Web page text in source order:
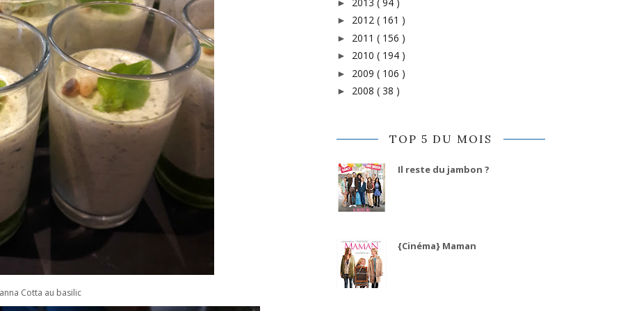
Cotta au basilic
►
► 2012 ( 161 )
► 2011 ( 156 )
► 2010 ( 194 )
► 2009 ( 106 )
► 2008 ( 38 )
TOP 5 DU MOIS
Il reste du jambon ?
{Cinéma} Maman